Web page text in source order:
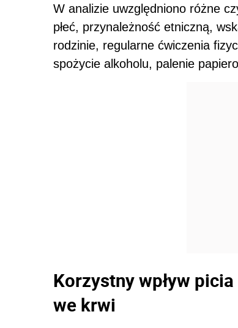
W analizie uwzględniono różne
płeć, przynależność etniczną,
rodzinie, regularne ćwiczenia
spożycie alkoholu, palenie
Korzystny wpływ
we krwi